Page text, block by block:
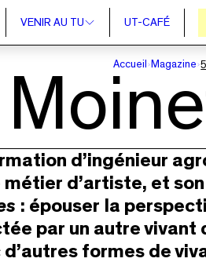
VENIR AU TU UT-CAFÉ
Accueil
Magazine
d’ingénieur
d’artiste, et
: épouser la
par un autre vivant
formes de